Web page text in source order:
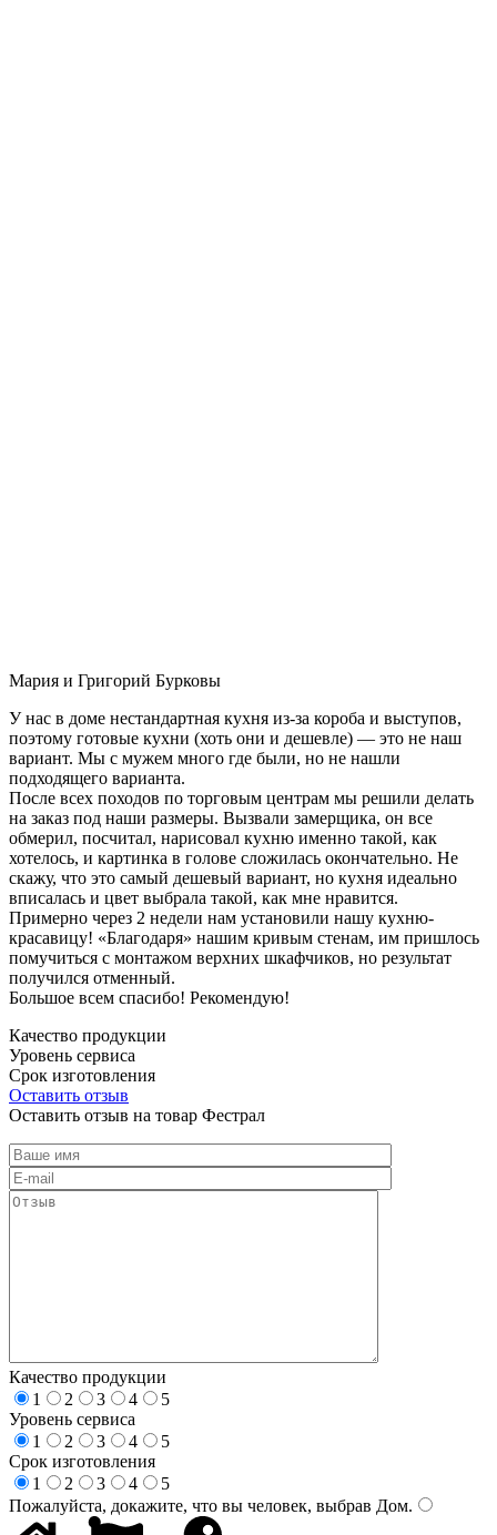
Мария и Григорий Бурковы
У нас в доме нестандартная кухня из-за короба и выступов,
поэтому готовые кухни (хоть они и дешевле) — это не наш
вариант. Мы с мужем много где были, но не нашли
подходящего варианта.
После всех походов по торговым центрам мы решили делать
на заказ под наши размеры. Вызвали замерщика, он все
обмерил, посчитал, нарисовал кухню именно такой, как
хотелось, и картинка в голове сложилась окончательно. Не
скажу, что это самый дешевый вариант, но кухня идеально
вписалась и цвет выбрала такой, как мне нравится.
Примерно через 2 недели нам установили нашу кухню-
красавицу! «Благодаря» нашим кривым стенам, им пришлось
помучиться с монтажом верхних шкафчиков, но результат
получился отменный.
Большое всем спасибо! Рекомендую!
Качество продукции
Уровень сервиса
Срок изготовления
Оставить отзыв
Оставить отзыв на товар Фестрал
Качество продукции
1
2 3 4
5
Уровень сервиса
1
2 3 4
5
Срок изготовления
1
2 3 4
5
Пожалуйста, докажите, что вы человек, выбрав Дом.